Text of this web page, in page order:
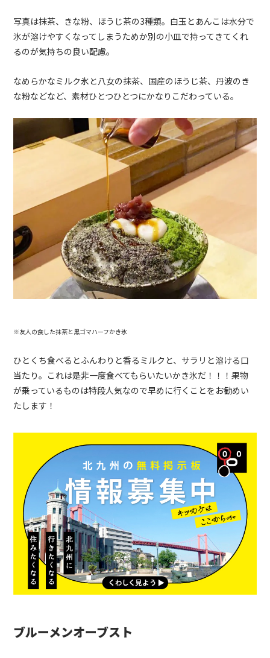
写真は抹茶、きな粉、ほうじ茶の3種類。白玉とあんこは水分で
氷が溶けやすくなってしまうためか別の小皿で持ってきてくれ
るのが気持ちの良い配慮。
なめらかなミルク氷と八女の抹茶、国産のほうじ茶、丹波のき
な粉などなど、素材ひとつひとつにかなりこだわっている。
※友人の食した抹茶と黒ゴマハーフかき氷
ひとくち食べるとふんわりと香るミルクと、サラリと溶ける口
当たり。これは是非一度食べてもらいたいかき氷だ！！！果物
が乗っているものは特段人気なので早めに行くことをお勧めい
たします！
ブルーメンオーブスト